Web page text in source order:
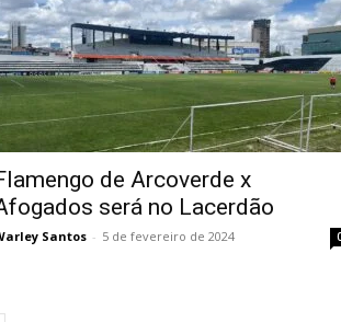
de Arcoverde x
será no Lacerdão
Santos - 5 de fevereiro de 2024